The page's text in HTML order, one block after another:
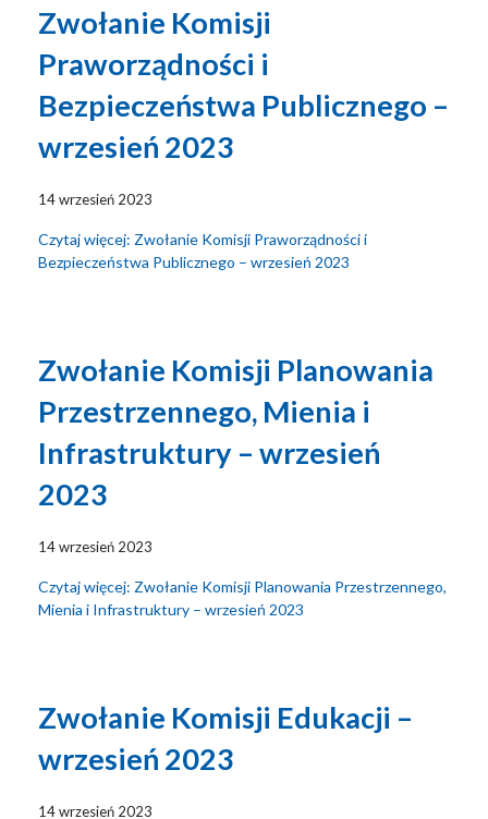
Zwołanie Komisji
Praworządności i
Bezpieczeństwa Publicznego –
wrzesień 2023
14 wrzesień 2023
Czytaj więcej: Zwołanie Komisji Praworządności i
Bezpieczeństwa Publicznego – wrzesień 2023
Zwołanie Komisji Planowania
Przestrzennego, Mienia i
Infrastruktury – wrzesień
2023
14 wrzesień 2023
Czytaj więcej: Zwołanie Komisji Planowania Przestrzennego,
Mienia i Infrastruktury – wrzesień 2023
Zwołanie Komisji Edukacji –
wrzesień 2023
14 wrzesień 2023